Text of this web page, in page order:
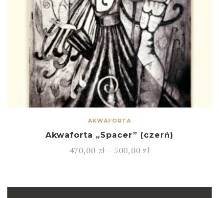
AKWAFORTA
Akwaforta „Spacer” (czerń)
470,00 zł – 500,00 zł